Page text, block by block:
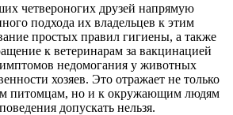
четвероногих друзей напрямую
подхода их владельцев к этим
простых правил гигиены, а также
к ветеринарам за вакцинацией
недомогания у животных
хозяев. Это отражает не только
питомцам, но и к окружающим людям
допускать нельзя.